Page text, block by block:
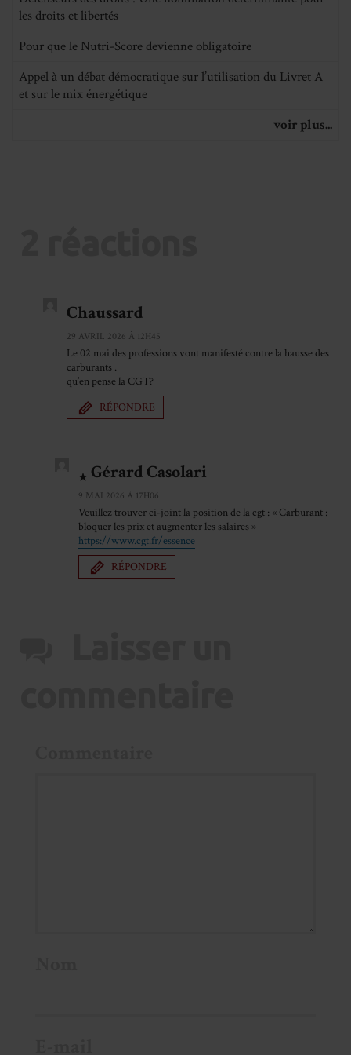
les droits et libertés
Pour que le Nutri-Score devienne obligatoire
Appel à un débat démocratique sur l’utilisation du Livret A
et sur le mix énergétique
voir plus...
Chaussard
29 AVRIL 2026 À 12H45
Le 02 mai des professions vont manifesté contre la hausse des
carburants .
qu’en pense la CGT?
RÉPONDRE
Gérard Casolari
9 MAI 2026 À 17H06
Veuillez trouver ci-joint la position de la cgt : « Carburant :
bloquer les prix et augmenter les salaires »
https://www.cgt.fr/essence
RÉPONDRE